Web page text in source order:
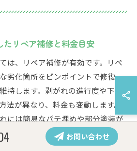
たリペア補修と料金目安
は、リペア補修が有効です。リペ
劣化箇所をピンポイントで修復
持します。剥がれの進行度や下地
法が異なり、料金も変動します。
には簡易なパテ埋めや部分塗装が
場合は下地処理や再塗装が必要に
料金目安は、作業範囲や材料の種
お問い合わせ